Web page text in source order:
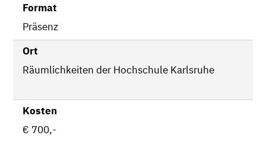
Format
Präsenz
Ort
Räumlichkeiten der Hochschule Karlsruhe
Kosten
€ 700,-